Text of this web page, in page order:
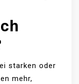
starken oder
mehr,